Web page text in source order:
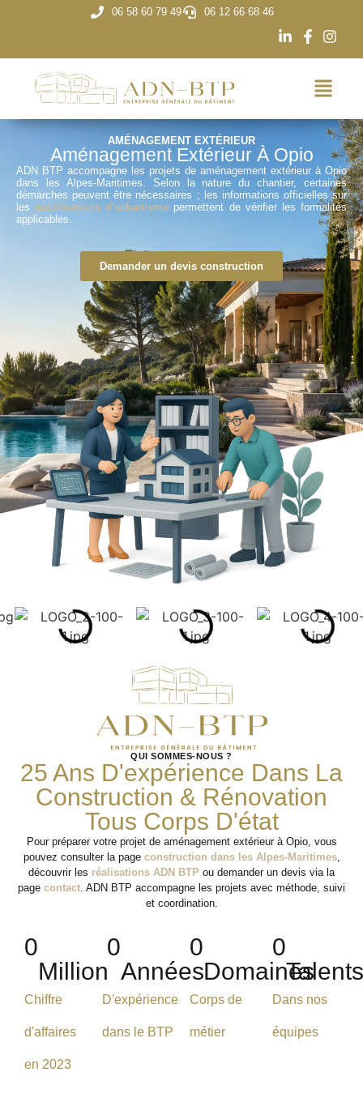
06 58 60 79 49 06 12 66 68 46
AMÉNAGEMENT EXTÉRIEUR
Aménagement Extérieur À Opio
ADN BTP accompagne les projets de aménagement extérieur à Opio
dans les Alpes-Maritimes. Selon la nature du chantier, certaines
démarches peuvent être nécessaires ; les informations officielles sur
lesautorisations d’urbanisme permettent de vérifier les formalités
applicables.
Demander un devis construction
QUI SOMMES-NOUS ?
25 Ans D'expérience Dans La
Construction & Rénovation
Tous Corps D'état
Pour préparer votre projet de aménagement extérieur à Opio, vous
pouvez consulter la page construction dans les Alpes-Maritimes,
découvrir les réalisations ADN BTP ou demander un devis via la
page contact . ADN BTP accompagne les projets avec méthode, suivi
et coordination.
Chiffre
d'affaires
en 2023
0
Million
D'expérience
dans le BTP
0
Années
Corps de
métier
0
Domaines
Dans nos
équipes
0
Talents